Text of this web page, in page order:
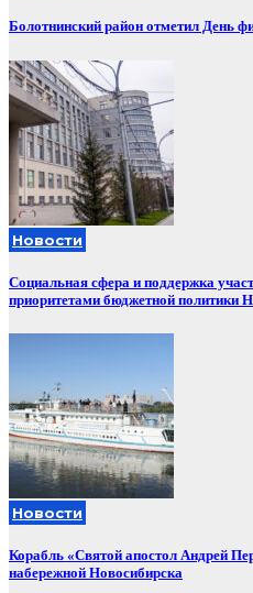
Болотнинский район отметил День
Новости
Социальная сфера и поддержка
приоритетами бюджетной политики
Новости
Корабль «Святой апостол Андрей
набережной Новосибирска